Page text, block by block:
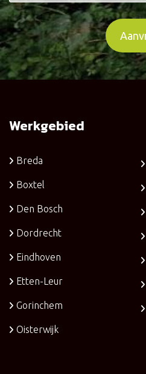
Werkgebied
Breda
Boxtel
Den Bosch
Dordrecht
Eindhoven
Etten-Leur
Gorinchem
Oisterwijk